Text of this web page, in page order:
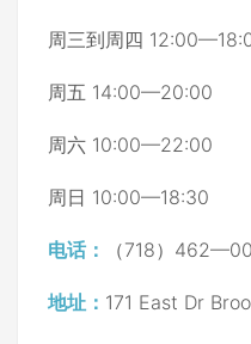
周三到周四
周五 14:00—20:00
周六 10:00—22:00
周日 10:00—18:30
电话： （718）
地址： 171 East Dr